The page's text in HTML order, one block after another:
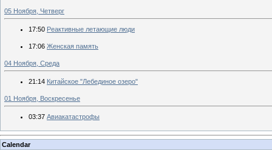
05 Ноября, Четверг
17:50 Реактивные летающие люди
17:06 Женская память
04 Ноября, Среда
21:14 Китайское "Лебединое озеро"
01 Ноября, Воскресенье
03:37 Авиакатастрофы
Calendar